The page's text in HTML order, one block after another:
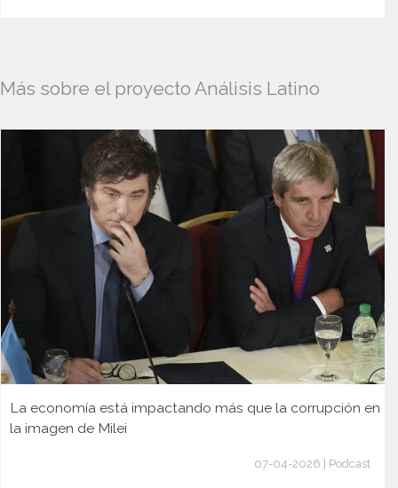
Más sobre el proyecto Análisis Latino
La economía está impactando más que la corrupción en
la imagen de Milei
07-04-2026 | Podcast